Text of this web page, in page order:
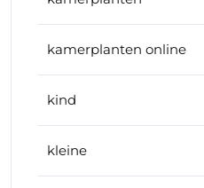
kamerplanten online
kind
kleine